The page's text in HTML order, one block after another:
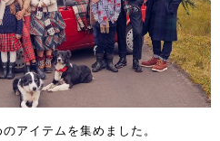
アイテムを集めました。